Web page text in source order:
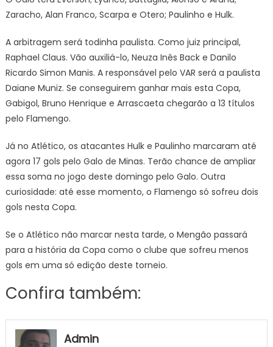
Zaracho, Alan Franco, Scarpa e Otero; Paulinho e Hulk.
A arbitragem será todinha paulista. Como juiz principal,
Raphael Claus. Vão auxiliá-lo, Neuza Inês Back e Danilo
Ricardo Simon Manis. A responsável pelo VAR será a paulista
Daiane Muniz. Se conseguirem ganhar mais esta Copa,
Gabigol, Bruno Henrique e Arrascaeta chegarão a 13 títulos
pelo Flamengo.
Já no Atlético, os atacantes Hulk e Paulinho marcaram até
agora 17 gols pelo Galo de Minas. Terão chance de ampliar
essa soma no jogo deste domingo pelo Galo. Outra
curiosidade: até esse momento, o Flamengo só sofreu dois
gols nesta Copa.
Se o Atlético não marcar nesta tarde, o Mengão passará
para a história da Copa como o clube que sofreu menos
gols em uma só edição deste torneio.
Confira também:
Admin